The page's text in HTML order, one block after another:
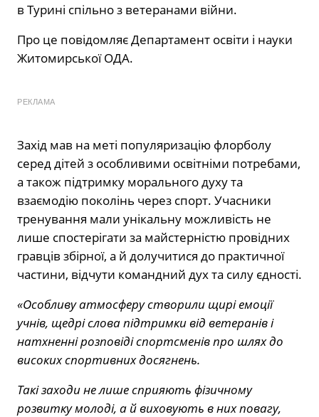
в Турині спільно з ветеранами війни.
Про це повідомляєДепартамент освіти і науки
Житомирської ОДА.
РЕКЛАМА
Захід мав на меті популяризацію флорболу
серед дітей з особливими освітніми потребами,
а також підтримку морального духу та
взаємодію поколінь через спорт. Учасники
тренування мали унікальну можливість не
лише спостерігати за майстерністю провідних
гравців збірної, а й долучитися до практичної
частини, відчути командний дух та силу єдності.
«Особливу атмосферу створили щирі емоції
учнів, щедрі слова підтримки від ветеранів і
натхненні розповіді спортсменів про шлях до
високих спортивних досягнень.
Такі заходи не лише сприяють фізичному
розвитку молоді, а й виховують в них повагу,